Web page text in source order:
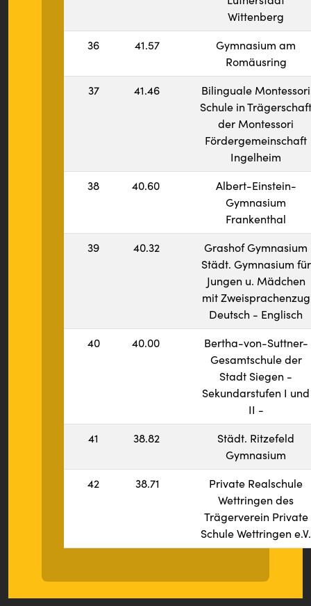
Wittenberg
36
41.57
Gymnasium am
Romäusring
37
41.46
Bilinguale Montessori
Schule in Trägerschaft
der Montessori
Fördergemeinschaft
Ingelheim
38
40.60
Albert-Einstein-
Gymnasium
Frankenthal
39
40.32
Grashof Gymnasium
Städt. Gymnasium für
Jungen u. Mädchen
mit Zweisprachenzug
Deutsch - Englisch
40
40.00
Bertha-von-Suttner-
Gesamtschule der
Stadt Siegen -
Sekundarstufen I und
II -
41
38.82
Städt. Ritzefeld
Gymnasium
42
38.71
Private Realschule
Wettringen des
Trägerverein Private
Schule Wettringen e.V.